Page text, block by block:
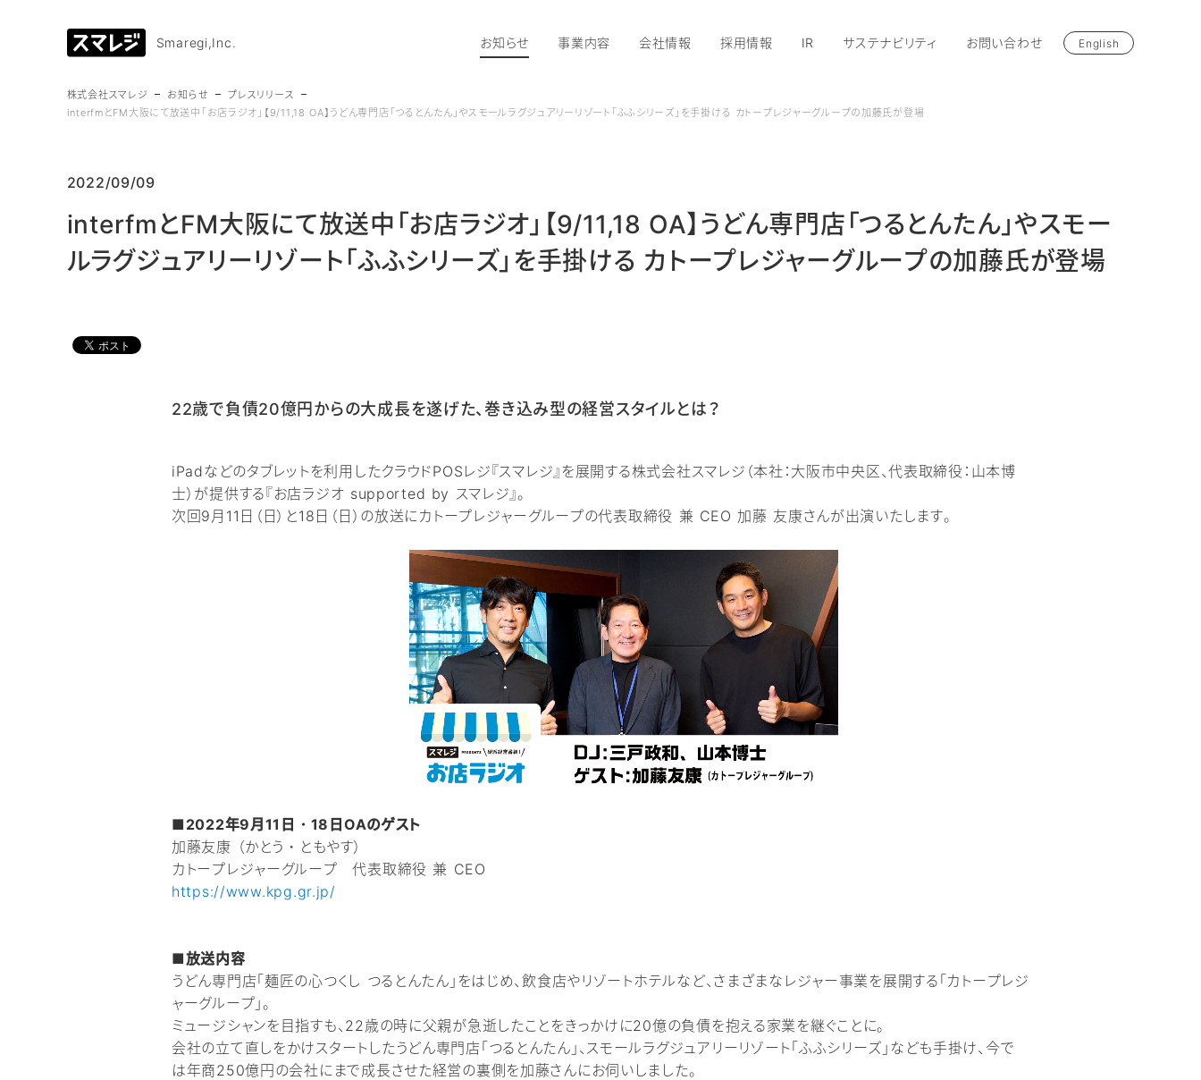
Smaregi,Inc. お知らせ 事業内容 会社情報 採用情報 IR サステナビリティ お問い合わせ English
株式会社スマレジ お知らせ
プレスリリース
interfmとFM大阪にて放送中「お店ラジオ」【9/11,18 OA】うどん専門店「つるとんたん」やスモールラグジュアリーリゾート「ふふシリーズ」を手掛ける カトープレジャーグループの加藤氏が登場
2022/09/09
interfmとFM大阪にて放送中「お店ラジオ」【9/11,18 OA】うどん専門店「つるとんたん」やスモー
ルラグジュアリーリゾート「ふふシリーズ」を手掛ける カトープレジャーグループの加藤氏が登場
22歳で負債20億円からの大成長を遂げた、巻き込み型の経営スタイルとは？
iPadなどのタブレットを利用したクラウドPOSレジ『スマレジ』を展開する株式会社スマレジ（本社：大阪市中央区、代表取締役：山本博
士）​​が提供する『お店ラジオ supported by スマレジ』。
次回9月11日（日）と18日（日）の放送にカトープレジャーグループの代表取締役 兼 CEO 加藤 友康さんが出演いたします。
■2022年9月11日・18日OAのゲスト
加藤友康 （かとう・ともやす）
カトープレジャーグループ 代表取締役 兼 CEO
https://www.kpg.gr.jp/
■放送内容
うどん専門店「麺匠の心つくし つるとんたん」をはじめ、飲食店やリゾートホテルなど、さまざまなレジャー事業を展開する「カトープレジ
ャーグループ」。
ミュージシャンを目指すも、22歳の時に父親が急逝したことをきっかけに20億の負債を抱える家業を継ぐことに。
会社の立て直しをかけスタートしたうどん専門店「つるとんたん」、スモールラグジュアリーリゾート「ふふシリーズ」なども手掛け、今で
は年商250億円の会社にまで成長させた経営の裏側を加藤さんにお伺いしました。